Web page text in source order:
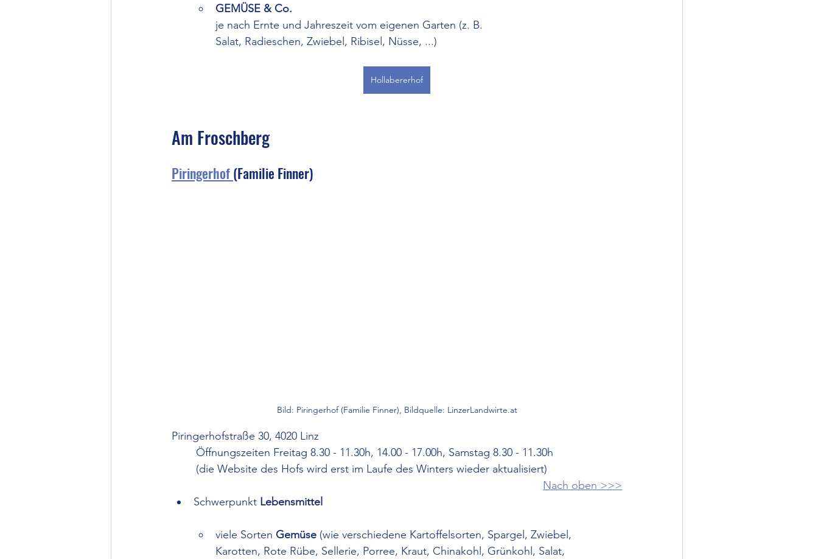
GEMÜSE & Co.
je nach Ernte und Jahreszeit vom eigenen Garten (z. B.
Salat, Radieschen, Zwiebel, Ribisel, Nüsse, ...)
Hollabererhof
Am Froschberg
Piringerhof (Familie Finner)
Bild: Piringerhof (Familie Finner), Bildquelle: LinzerLandwirte.at
Piringerhofstraße 30, 4020 Linz
Öffnungszeiten Freitag 8.30 - 11.30h, 14.00 - 17.00h, Samstag 8.30 - 11.30h
(die Website des Hofs wird erst im Laufe des Winters wieder aktualisiert)
Nach oben >>>
Schwerpunkt Lebensmittel
viele Sorten Gemüse (wie verschiedene Kartoffelsorten, Spargel, Zwiebel,
Karotten, Rote Rübe, Sellerie, Porree, Kraut, Chinakohl, Grünkohl, Salat,